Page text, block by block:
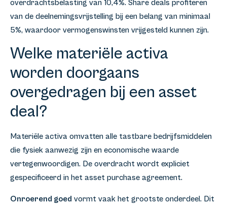
overdrachtsbelasting van 10,4%. Share deals profiteren
van de deelnemingsvrijstelling bij een belang van minimaal
5%, waardoor vermogenswinsten vrijgesteld kunnen zijn.
Welke materiële activa
worden doorgaans
overgedragen bij een asset
deal?
Materiële activa omvatten alle tastbare bedrijfsmiddelen
die fysiek aanwezig zijn en economische waarde
vertegenwoordigen. De overdracht wordt expliciet
gespecificeerd in het asset purchase agreement.
Onroerend goed vormt vaak het grootste onderdeel. Dit